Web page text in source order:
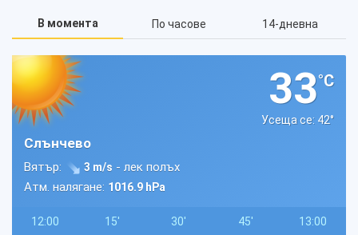
В момента По часове 14-дневна
33°C
Усеща се: 42°
Слънчево
Вятър: 3 m/s - лек полъх
Атм. налягане: 1016.9 hPa
12:00 15' 30' 45' 13:00